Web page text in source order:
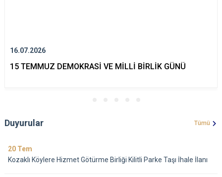
16.07.2026
15 TEMMUZ DEMOKRASİ VE MİLLİ BİRLİK GÜNÜ
Duyurular Tümü
20 Tem
Kozaklı Köylere Hizmet Götürme Birliği Kilitli Parke Taşı İhale İlanı